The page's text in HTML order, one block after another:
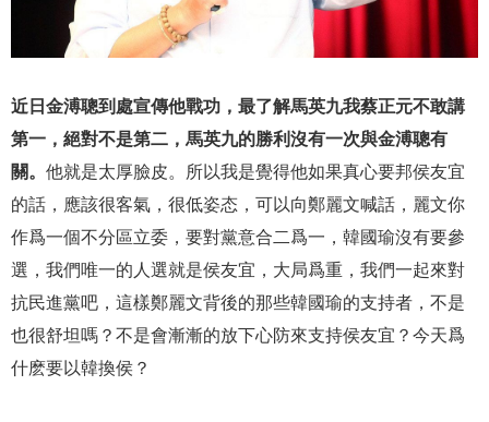
近日金溥聰到處宣傳他戰功，最了解馬英九我蔡正元不敢講
第一，絕對不是第二，馬英九的勝利沒有一次與金溥聰有
關。 他就是太厚臉皮。所以我是覺得他如果真心要邦侯友宜
的話，應該很客氣，很低姿态，可以向鄭麗文喊話，麗文你
作爲一個不分區立委，要對黨意合二爲一，韓國瑜沒有要參
選，我們唯一的人選就是侯友宜，大局爲重，我們一起來對
抗民進黨吧，這樣鄭麗文背後的那些韓國瑜的支持者，不是
也很舒坦嗎？不是會漸漸的放下心防來支持侯友宜？今天爲
什麽要以韓換侯？